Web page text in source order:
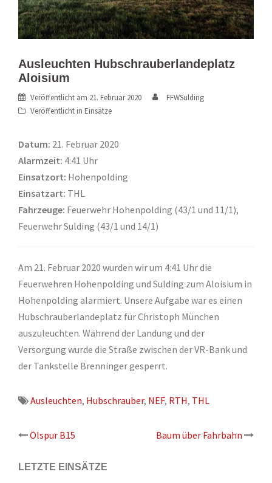
Ausleuchten Hubschrauberlandeplatz
Aloisium
Veröffentlicht am 21. Februar 2020
FFWSulding
Veröffentlicht in Einsätze
Datum: 21. Februar 2020
Alarmzeit: 4:41 Uhr
Einsatzort: Hohenpolding
Einsatzart: THL
Fahrzeuge: Feuerwehr Hohenpolding (43/1 und 11/1),
Feuerwehr Sulding (43/1 und 14/1)
Am 21. Februar 2020 wurden wir um 4:41 Uhr die
Feuerwehren Hohenpolding und Sulding zum Aloisium in
Hohenpolding alarmiert. Unsere Aufgabe war es einen
Hubschrauberlandeplatz für Christoph München
auszuleuchten. Während der Landung und der
Versorgung wurde die Straße zwischen der VR-Bank und
der Tankstelle Brenninger gesperrt.
Ausleuchten, Hubschrauber, NEF, RTH, THL
Beitrags-
Navigation
Ölspur B15 Baum über Fahrbahn
LETZTE EINSÄTZE